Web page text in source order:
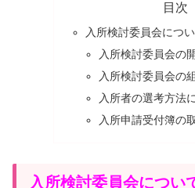
目次
入所検討委員会につ
入所検討委員会の
入所検討委員会の
入所者の選考方法
入所申請受付簿の
入所検討委員会につい